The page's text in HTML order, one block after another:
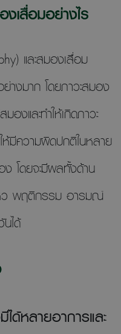
เสื่อมอย่างไร
และสมองเสื่อม
งมาก โดยภาวะสมอง
องและทำให้เกิดภาวะ
มีความผิดปกติในหลาย
ง โดยจะมีผลทั้งด้าน
ว พฤติกรรม อารมณ์
ได้
ด้หลายอาการและ